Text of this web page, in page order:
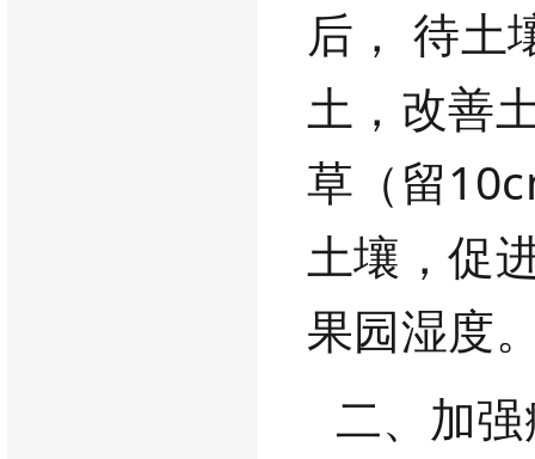
后， 待土
土，改善
草（留
土壤，促
果园湿度
二、加